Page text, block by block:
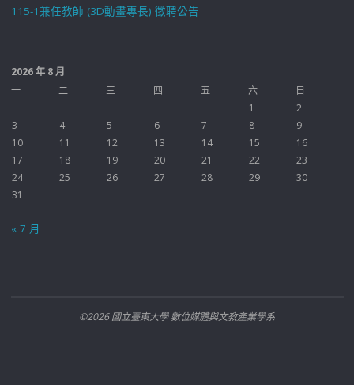
115-1兼任教師 (3D動畫專長) 徵聘公告
2026 年 8 月
一
二 三 四 五 六
日
1
2
3
4 5 6 7 8
9
10
11 12 13 14 15
16
17
18 19 20 21 22
23
24
25 26 27 28 29
30
31
« 7 月
©2026 國立臺東大學 數位媒體與文教產業學系